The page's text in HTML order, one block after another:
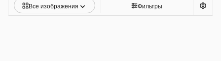
Все изображения Фильтры